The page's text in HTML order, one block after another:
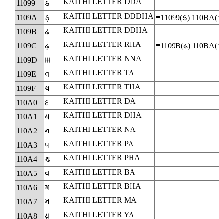
11099
𑂙
1109A
𑂚 KAITHI LETTER DDDHA ≡11099(𑂙)
1109B
𑂛
KAITHI LETTER DDHA
1109C
𑂜 KAITHI LETTER RHA ≡1109B(𑂛)
1109D
𑂝
KAITHI LETTER NNA
1109E
𑂞
KAITHI LETTER TA
1109F
𑂟
KAITHI LETTER THA
110A0
𑂠
KAITHI LETTER DA
110A1
𑂡
KAITHI LETTER DHA
110A2
𑂢
KAITHI LETTER NA
110A3
𑂣
KAITHI LETTER PA
110A4
𑂤
KAITHI LETTER PHA
110A5
𑂥
KAITHI LETTER BA
110A6
𑂦
KAITHI LETTER BHA
110A7
𑂧
KAITHI LETTER MA
110A8
𑂨 KAITHI LETTER YA